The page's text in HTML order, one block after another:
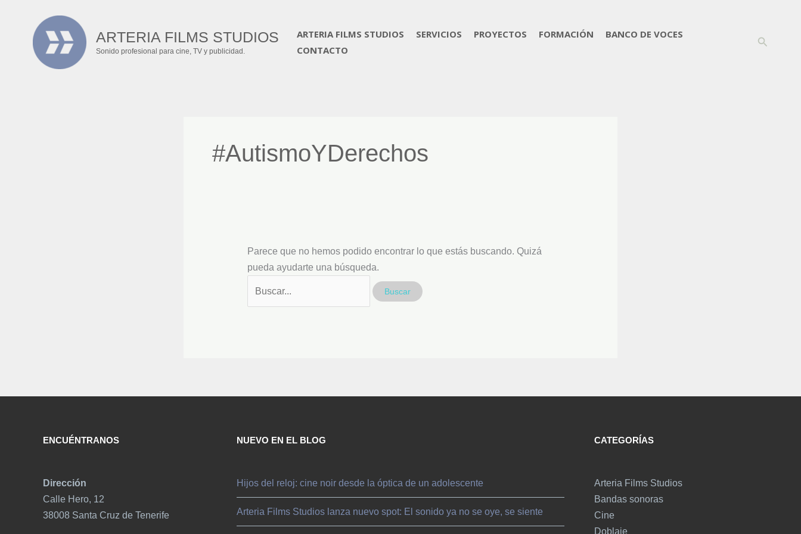
contenido
ARTERIA FILMS STUDIOS
Sonido profesional para cine, TV y publicidad.
ARTERIA FILMS STUDIOS SERVICIOS PROYECTOS FORMACIÓN
BANCO DE VOCES
CONTACTO
Buscar
#AutismoYDerechos
Parece que no hemos podido encontrar lo que estás buscando. Quizá
pueda ayudarte una búsqueda.
ENCUÉNTRANOS
Dirección
Calle Hero, 12
38008 Santa Cruz de Tenerife
NUEVO EN EL BLOG
Hijos del reloj: cine noir desde la óptica de un adolescente
Arteria Films Studios lanza nuevo spot: El sonido ya no se oye, se siente
CATEGORÍAS
Arteria Films Studios
Bandas sonoras
Cine
Doblaje